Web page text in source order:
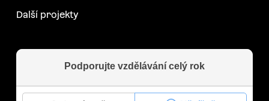
Další projekty